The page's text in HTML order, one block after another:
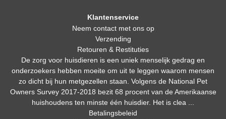
Klantenservice
Neem contact met ons op
Verzending
Retouren & Restituties
De zorg voor huisdieren is een uniek menselijk gedrag en
onderzoekers hebben moeite om uit te leggen waarom mensen
zo dicht bij hun metgezellen staan. Volgens de National Pet
Owners Survey 2017-2018 bezit 68 procent van de Amerikaanse
huishoudens ten minste één huisdier. Het is clea ...
Betalingsbeleid